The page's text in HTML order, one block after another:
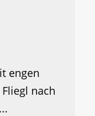
engen
nach